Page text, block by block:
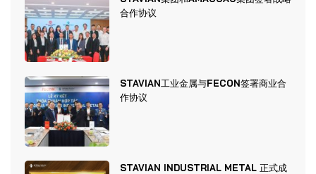
合作协议
STAVIAN工业金属与FECON签署商业合
作协议
STAVIAN INDUSTRIAL METAL 正式成